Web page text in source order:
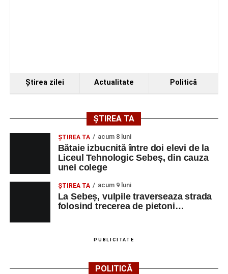
Ştirea zilei Actualitate Politică
ȘTIREA TA
ŞTIREA TA acum 8 luni
Bătaie izbucnită între doi elevi de la
Liceul Tehnologic Sebeș, din cauza
unei colege
ŞTIREA TA acum 9 luni
La Sebeș, vulpile traverseaza strada
folosind trecerea de pietoni…
PUBLICITATE
POLITICĂ